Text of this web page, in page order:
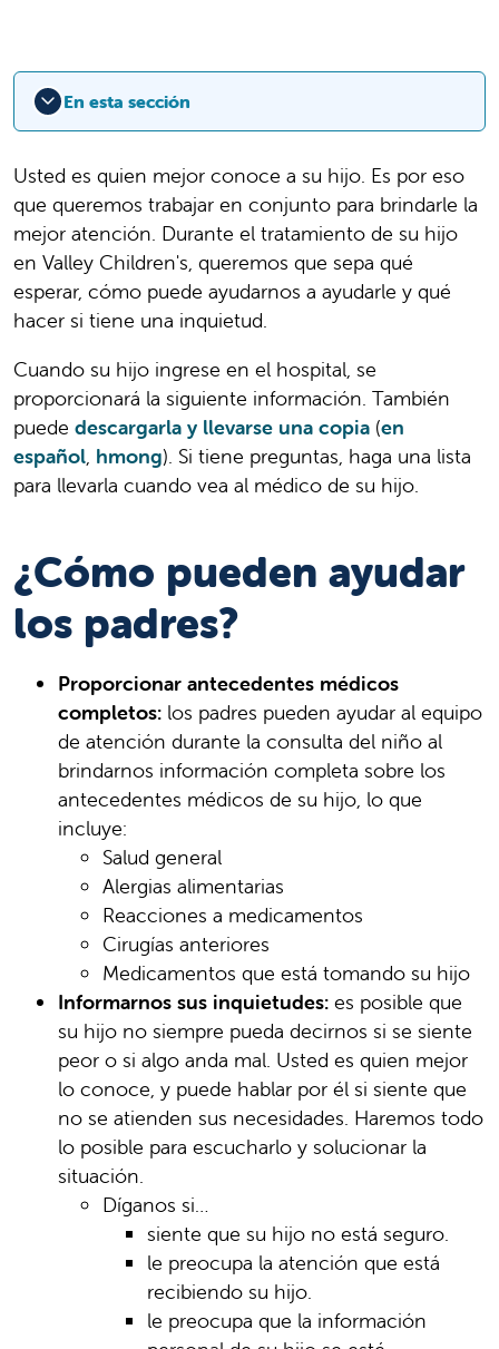
En esta sección
Usted es quien mejor conoce a su hijo. Es por eso
que queremos trabajar en conjunto para brindarle la
mejor atención. Durante el tratamiento de su hijo
en Valley Children's, queremos que sepa qué
esperar, cómo puede ayudarnos a ayudarle y qué
hacer si tiene una inquietud.
Cuando su hijo ingrese en el hospital, se
proporcionará la siguiente información. También
puede descargarla y llevarse una copia (en
español, hmong). Si tiene preguntas, haga una lista
para llevarla cuando vea al médico de su hijo.
¿Cómo pueden ayudar
los padres?
Proporcionar antecedentes médicos
completos: los padres pueden ayudar al equipo
de atención durante la consulta del niño al
brindarnos información completa sobre los
antecedentes médicos de su hijo, lo que
incluye:
Salud general
Alergias alimentarias
Reacciones a medicamentos
Cirugías anteriores
Medicamentos que está tomando su hijo
Informarnos sus inquietudes: es posible que
su hijo no siempre pueda decirnos si se siente
peor o si algo anda mal. Usted es quien mejor
lo conoce, y puede hablar por él si siente que
no se atienden sus necesidades. Haremos todo
lo posible para escucharlo y solucionar la
situación.
Díganos si…
siente que su hijo no está seguro.
le preocupa la atención que está
recibiendo su hijo.
le preocupa que la información